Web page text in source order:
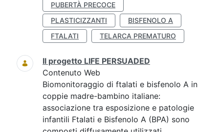
PUBERTÀ PRECOCE
PLASTICIZZANTI
BISFENOLO A
FTALATI
TELARCA PREMATURO
Il progetto LIFE PERSUADED
Contenuto Web
Biomonitoraggio di ftalati e bisfenolo A in
coppie madre-bambino italiane:
associazione tra esposizione e patologie
infantili Ftalati e Bisfenolo A (BPA) sono